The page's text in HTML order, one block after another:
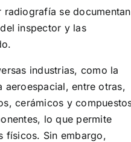
se documentan
inspector y las
industrias, como la
aeroespacial, entre otras,
cerámicos y
lo que permite
físicos. Sin embargo,